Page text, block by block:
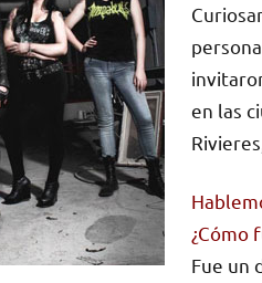
en las
¿Cómo
Fue un